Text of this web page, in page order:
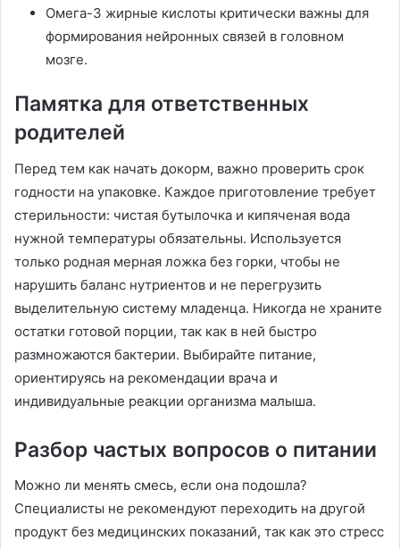
Омега-3 жирные кислоты критически важны для
формирования нейронных связей в головном
мозге.
Памятка для ответственных
родителей
Перед тем как начать докорм, важно проверить срок
годности на упаковке. Каждое приготовление требует
стерильности: чистая бутылочка и кипяченая вода
нужной температуры обязательны. Используется
только родная мерная ложка без горки, чтобы не
нарушить баланс нутриентов и не перегрузить
выделительную систему младенца. Никогда не храните
остатки готовой порции, так как в ней быстро
размножаются бактерии. Выбирайте питание,
ориентируясь на рекомендации врача и
индивидуальные реакции организма малыша.
Разбор частых вопросов о питании
Можно ли менять смесь, если она подошла?
Специалисты не рекомендуют переходить на другой
продукт без медицинских показаний, так как это стресс